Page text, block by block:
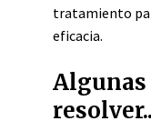
tratamiento
eficacia.
Algunas
resolver..